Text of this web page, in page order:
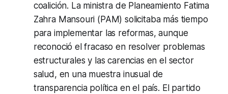
coalición. La ministra de Planeamiento Fatima
Zahra Mansouri (PAM) solicitaba más tiempo
para implementar las reformas, aunque
reconoció el fracaso en resolver problemas
estructurales y las carencias en el sector
salud, en una muestra inusual de
transparencia política en el país. El partido